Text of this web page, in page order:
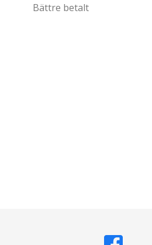
Bättre betalt